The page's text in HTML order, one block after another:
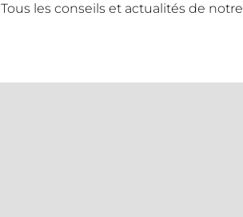
Tous les conseils et actualités de notre